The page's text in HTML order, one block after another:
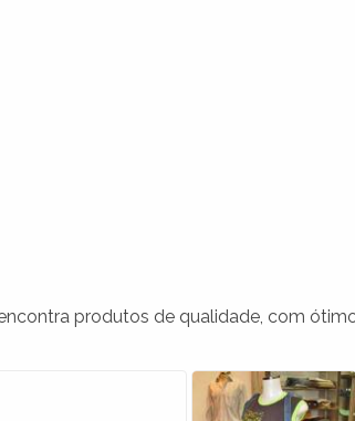
produtos de qualidade, com